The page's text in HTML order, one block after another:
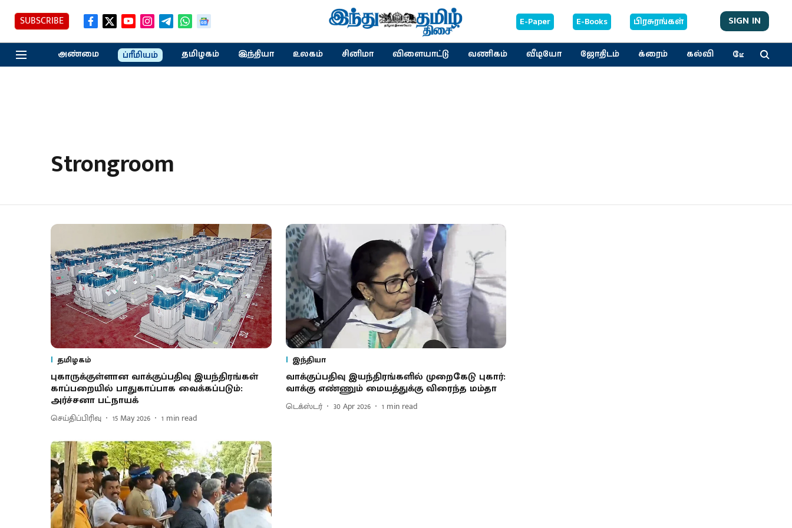
SUBSCRIBE E-Paper E-Books பிரசுரங்கள் SIGN IN
அண்மை ப்ரீமியம் தமிழகம் இந்தியா உலகம் சினிமா விளையாட்டு வணிகம் வீடியோ ஜோதிடம் க்ரைம் கல்வி மேலும்
Strongroom
தமிழகம்
புகாருக்குள்ளான வாக்குப்பதிவு இயந்திரங்கள்
காப்பறையில் பாதுகாப்பாக வைக்கப்படும்:
அர்ச்சனா பட்நாயக்
செய்திப்பிரிவு 15 May 2026 1 min read
இந்தியா
வாக்குப்பதிவு இயந்திரங்களில் முறைகேடு புகார்:
வாக்கு எண்ணும் மையத்துக்கு விரைந்த மம்தா
டெக்ஸ்டர் 30 Apr 2026 1 min read